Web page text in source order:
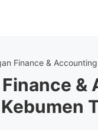
Finance &